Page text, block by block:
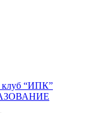
клуб “ИПК”